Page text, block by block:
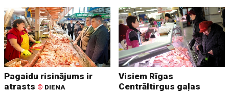
Pagaidu risinājums ir
atrasts © DIENA
Visiem Rīgas
Centrāltirgus gaļas